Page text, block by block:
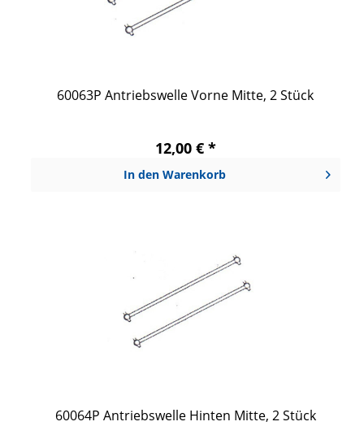
60063P Antriebswelle Vorne Mitte, 2 Stück
12,00 € *
In den Warenkorb
60064P Antriebswelle Hinten Mitte, 2 Stück